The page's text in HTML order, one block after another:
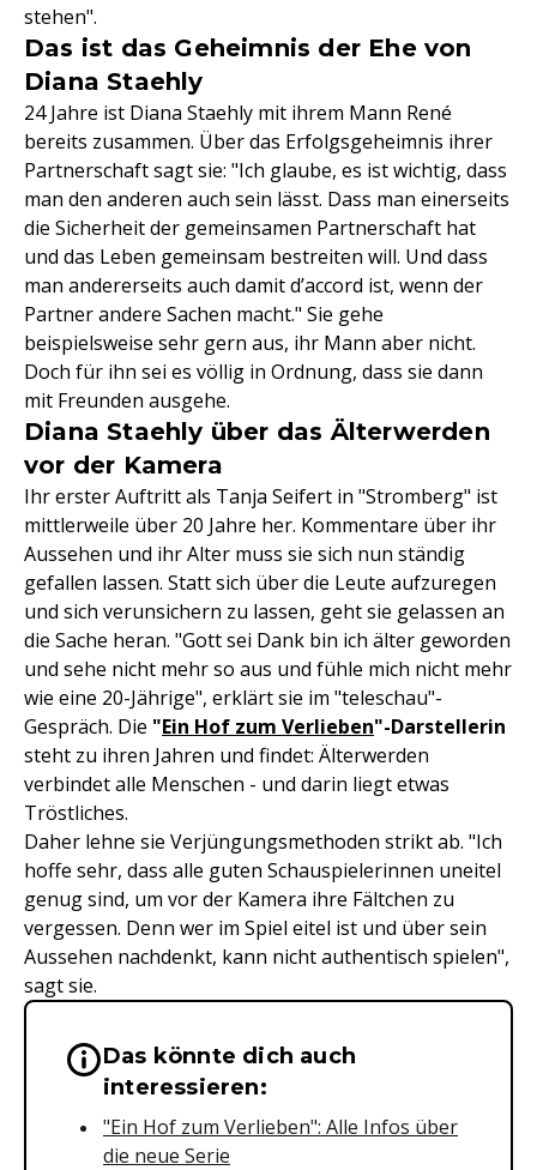
stehen".
Das ist das Geheimnis der Ehe von
Diana Staehly
24 Jahre ist Diana Staehly mit ihrem Mann René
bereits zusammen. Über das Erfolgsgeheimnis ihrer
Partnerschaft sagt sie: "Ich glaube, es ist wichtig, dass
man den anderen auch sein lässt. Dass man einerseits
die Sicherheit der gemeinsamen Partnerschaft hat
und das Leben gemeinsam bestreiten will. Und dass
man andererseits auch damit d’accord ist, wenn der
Partner andere Sachen macht." Sie gehe
beispielsweise sehr gern aus, ihr Mann aber nicht.
Doch für ihn sei es völlig in Ordnung, dass sie dann
mit Freunden ausgehe.
Diana Staehly über das Älterwerden
vor der Kamera
Ihr erster Auftritt als Tanja Seifert in "Stromberg" ist
mittlerweile über 20 Jahre her. Kommentare über ihr
Aussehen und ihr Alter muss sie sich nun ständig
gefallen lassen. Statt sich über die Leute aufzuregen
und sich verunsichern zu lassen, geht sie gelassen an
die Sache heran. "Gott sei Dank bin ich älter geworden
und sehe nicht mehr so aus und fühle mich nicht mehr
wie eine 20-Jährige", erklärt sie im "teleschau"-
Gespräch. Die "Ein Hof zum Verlieben"-Darstellerin
steht zu ihren Jahren und findet: Älterwerden
verbindet alle Menschen - und darin liegt etwas
Tröstliches.
Daher lehne sie Verjüngungsmethoden strikt ab. "Ich
hoffe sehr, dass alle guten Schauspielerinnen uneitel
genug sind, um vor der Kamera ihre Fältchen zu
vergessen. Denn wer im Spiel eitel ist und über sein
Aussehen nachdenkt, kann nicht authentisch spielen",
sagt sie.
Wichtige Hinweise &
Das könnte dich auch
interessieren:
"Ein Hof zum Verlieben": Alle Infos über
die neue Serie